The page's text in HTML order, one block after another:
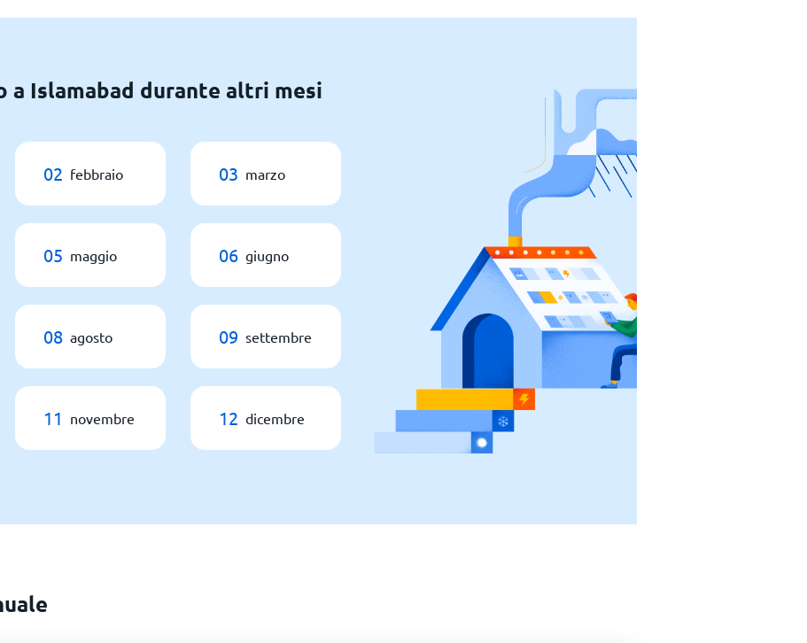
a Islamabad durante altri mesi
02 febbraio 03 marzo
05 maggio 06 giugno
08 agosto 09 settembre
11 novembre 12 dicembre